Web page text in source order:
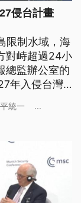
侵台計畫
限制水域，海
對峙超過24小
總監辦公室的
年入侵台灣
須以實力維
統一 ...